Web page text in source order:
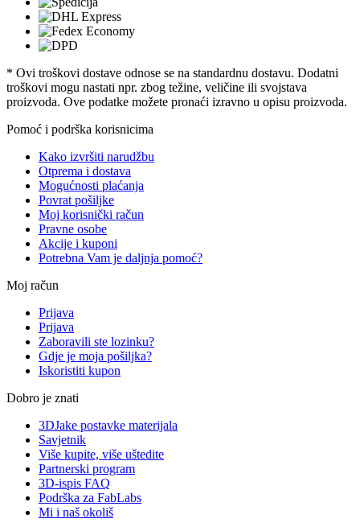
* Ovi troškovi dostave odnose se na standardnu ​​dostavu. Dodatni
troškovi mogu nastati npr. zbog težine, veličine ili svojstava
proizvoda. Ove podatke možete pronaći izravno u opisu proizvoda.
Pomoć i podrška korisnicima
Kako izvršiti narudžbu
Otprema i dostava
Mogućnosti plaćanja
Povrat pošiljke
Moj korisnički račun
Pravne osobe
Akcije i kuponi
Potrebna Vam je daljnja pomoć?
Moj račun
Prijava
Prijava
Zaboravili ste lozinku?
Gdje je moja pošiljka?
Iskoristiti kupon
Dobro je znati
3DJake postavke materijala
Savjetnik
Više kupite, više uštedite
Partnerski program
3D-ispis FAQ
Podrška za FabLabs
Mi i naš okoliš